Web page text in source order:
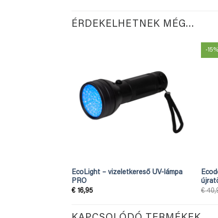
ÉRDEKELHETNEK MÉG…
EcoLight – vizeletkereső UV-lámpa
PRO
€16,95
-15%
€